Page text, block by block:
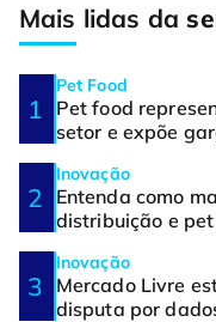
Mais lidas da
Pet Food
Pet food
setor e expõe
Inovação
Entenda como
distribuição e
Inovação
Mercado Livre
disputa por